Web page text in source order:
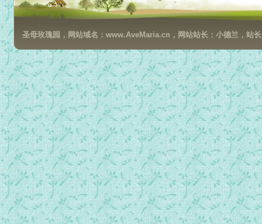
new026专访保禄孝女会(二)：小朋友圣乐系列.mp3
new027专访保禄孝女会(三)：礼仪年圣乐系列.mp3
new028专访保禄孝女会(四)：圣歌集系列.mp3
new029专访保禄孝女会(五)：圣母歌集系列.mp3
new030专访保禄孝女会(六)：殡葬弥撒系列.mp3
new031介绍费宾神父(一)：上主住在我们心中.mp3
new032介绍费宾神父(二)：耶稣已经在等待我们.mp3
new033介绍费宾神父(三)：做耶稣的手和脚.mp3
new034介绍费宾神父(四)：一切都交託.mp3
new035介绍费宾神父(五)：向上主欢唱.mp3
new036介绍费宾神父(六)：向天父祈求.mp3
圣母玫瑰园，网站域名：www.AveMaria.cn，网站站长：小德兰，